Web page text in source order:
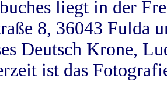
liegt in der
8, 36043 Fulda
Deutsch Krone,
ist das